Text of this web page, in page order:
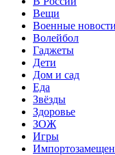
Вещи
Военные новости
Волейбол
Гаджеты
Дети
Дом и сад
Еда
Звёзды
Здоровье
ЗОЖ
Игры